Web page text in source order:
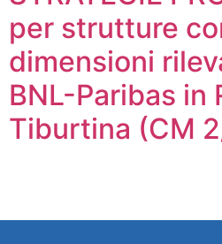
per strutture
dimensioni
BNL-Paribas in
Tiburtina (CM